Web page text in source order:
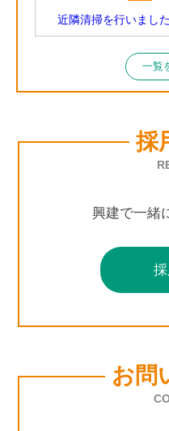
近隣清掃を行いました
一覧
採
興建で一緒
お問